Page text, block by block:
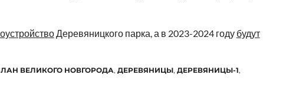
Деревяницкого парка, а в 2023-2024 году будут
ВЕЛИКОГО НОВГОРОДА, ДЕРЕВЯНИЦЫ, ДЕРЕВЯНИЦЫ-1,